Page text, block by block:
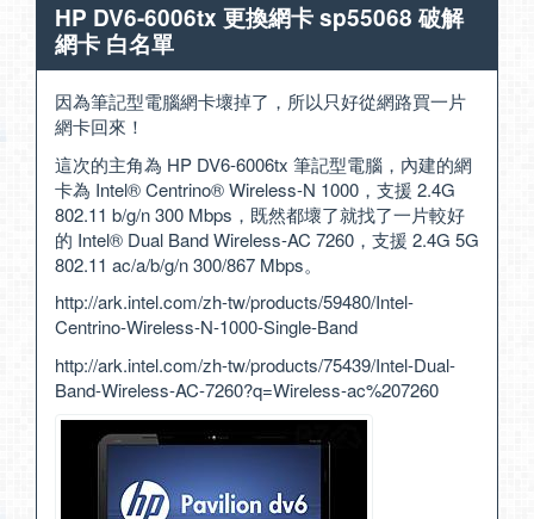
HP DV6-6006tx 更換網卡 sp55068 破解
網卡 白名單
因為筆記型電腦網卡壞掉了，所以只好從網路買一片
網卡回來！
這次的主角為 HP DV6-6006tx 筆記型電腦，內建的網
卡為 Intel® Centrino® Wireless-N 1000，支援 2.4G
802.11 b/g/n 300 Mbps，既然都壞了就找了一片較好
的 Intel® Dual Band Wireless-AC 7260，支援 2.4G 5G
802.11 ac/a/b/g/n 300/867 Mbps。
http://ark.intel.com/zh-tw/products/59480/Intel-
Centrino-Wireless-N-1000-Single-Band
http://ark.intel.com/zh-tw/products/75439/Intel-Dual-
Band-Wireless-AC-7260?q=Wireless-ac%207260